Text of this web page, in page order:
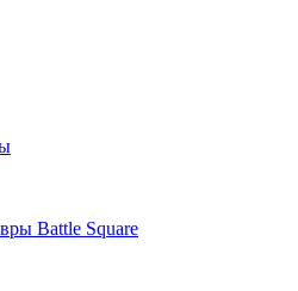
Battle Square